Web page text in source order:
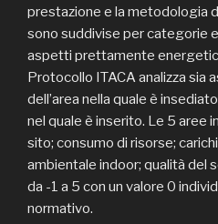
prestazione e la metodologia
sono suddivise per categorie
aspetti prettamente energetici
Protocollo ITACA analizza sia
dell’area nella quale è
nel quale è inserito. Le 5 aree
sito; consumo di risorse;
ambientale indoor; qualità del
da -1 a 5 con un valore 0
normativo.